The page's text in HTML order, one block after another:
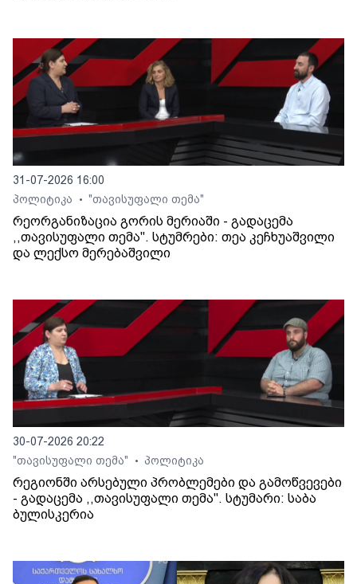
31-07-2026 16:00
პოლიტიკა
• "თავისუფალი თემა"
რეორგანიზაცია გორის მერიაში - გადაცემა
,,თავისუფალი თემა". სტუმრები: თეა კეჩხუაშვილი
და ლექსო მერებაშვილი
30-07-2026 20:22
"თავისუფალი თემა"
• პოლიტიკა
რეგიონში არსებული პრობლემები და გამოწვევები
- გადაცემა ,,თავისუფალი თემა". სტუმარი: საბა
ბულისკერია